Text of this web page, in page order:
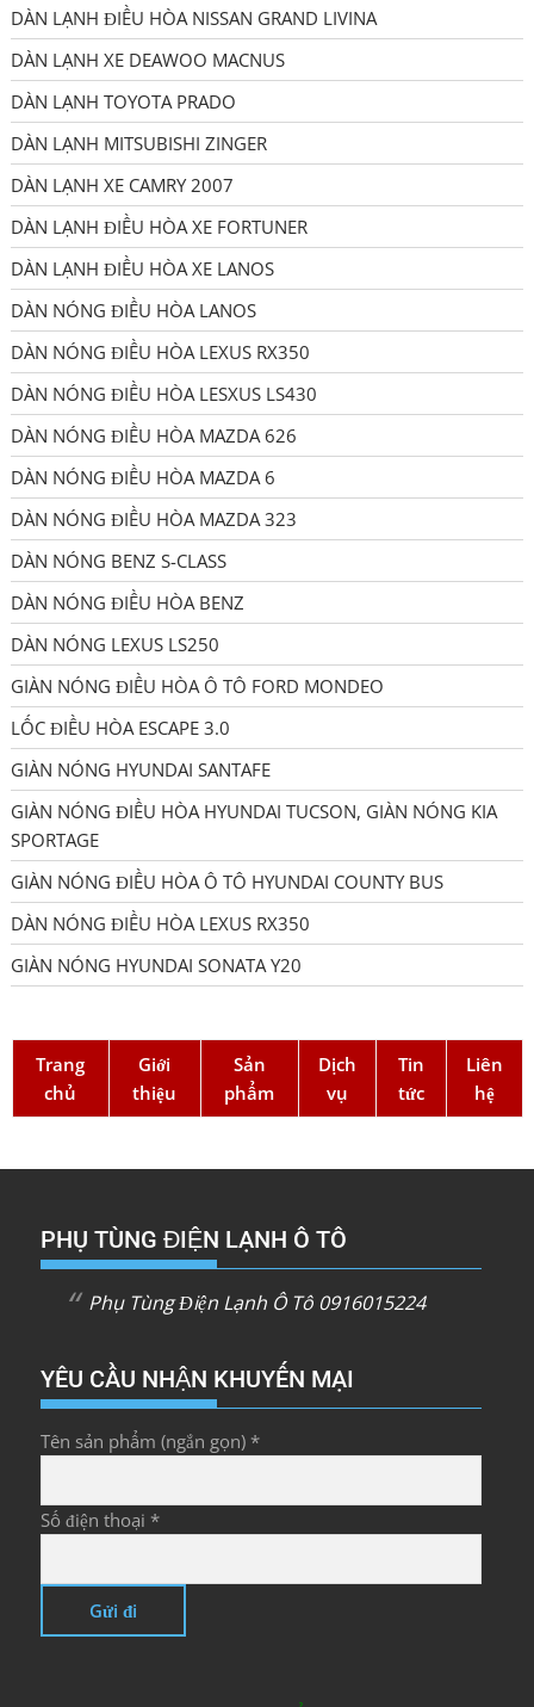
DÀN LẠNH ĐIỀU HÒA NISSAN GRAND LIVINA
DÀN LẠNH XE DEAWOO MACNUS
DÀN LẠNH TOYOTA PRADO
DÀN LẠNH MITSUBISHI ZINGER
DÀN LẠNH XE CAMRY 2007
DÀN LẠNH ĐIỀU HÒA XE FORTUNER
DÀN LẠNH ĐIỀU HÒA XE LANOS
DÀN NÓNG ĐIỀU HÒA LANOS
DÀN NÓNG ĐIỀU HÒA LEXUS RX350
DÀN NÓNG ĐIỀU HÒA LESXUS LS430
DÀN NÓNG ĐIỀU HÒA MAZDA 626
DÀN NÓNG ĐIỀU HÒA MAZDA 6
DÀN NÓNG ĐIỀU HÒA MAZDA 323
DÀN NÓNG BENZ S-CLASS
DÀN NÓNG ĐIỀU HÒA BENZ
DÀN NÓNG LEXUS LS250
GIÀN NÓNG ĐIỀU HÒA Ô TÔ FORD MONDEO
LỐC ĐIỀU HÒA ESCAPE 3.0
GIÀN NÓNG HYUNDAI SANTAFE
GIÀN NÓNG ĐIỀU HÒA HYUNDAI TUCSON, GIÀN NÓNG KIA
SPORTAGE
GIÀN NÓNG ĐIỀU HÒA Ô TÔ HYUNDAI COUNTY BUS
DÀN NÓNG ĐIỀU HÒA LEXUS RX350
GIÀN NÓNG HYUNDAI SONATA Y20
Trang
chủ
Giới
thiệu
Sản
phẩm
Dịch
vụ
Tin
tức
Liên
hệ
PHỤ TÙNG ĐIỆN LẠNH Ô TÔ
Phụ Tùng Điện Lạnh Ô Tô 0916015224
YÊU CẦU NHẬN KHUYẾN MẠI
Tên sản phẩm (ngắn gọn) *
Số điện thoại *